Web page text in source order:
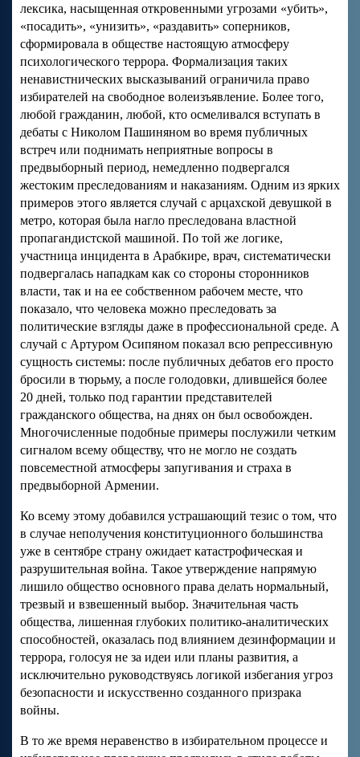
лексика, насыщенная откровенными угрозами «убить»,
«посадить», «унизить», «раздавить» соперников,
сформировала в обществе настоящую атмосферу
психологического террора. Формализация таких
ненавистнических высказываний ограничила право
избирателей на свободное волеизъявление. Более того,
любой гражданин, любой, кто осмеливался вступать в
дебаты с Николом Пашиняном во время публичных
встреч или поднимать неприятные вопросы в
предвыборный период, немедленно подвергался
жестоким преследованиям и наказаниям. Одним из ярких
примеров этого является случай с арцахской девушкой в
метро, которая была нагло преследована властной
пропагандистской машиной. По той же логике,
участница инцидента в Арабкире, врач, систематически
подвергалась нападкам как со стороны сторонников
власти, так и на ее собственном рабочем месте, что
показало, что человека можно преследовать за
политические взгляды даже в профессиональной среде. А
случай с Артуром Осипяном показал всю репрессивную
сущность системы: после публичных дебатов его просто
бросили в тюрьму, а после голодовки, длившейся более
20 дней, только под гарантии представителей
гражданского общества, на днях он был освобожден.
Многочисленные подобные примеры послужили четким
сигналом всему обществу, что не могло не создать
повсеместной атмосферы запугивания и страха в
предвыборной Армении.
Ко всему этому добавился устрашающий тезис о том, что
в случае неполучения конституционного большинства
уже в сентябре страну ожидает катастрофическая и
разрушительная война. Такое утверждение напрямую
лишило общество основного права делать нормальный,
трезвый и взвешенный выбор. Значительная часть
общества, лишенная глубоких политико-аналитических
способностей, оказалась под влиянием дезинформации и
террора, голосуя не за идеи или планы развития, а
исключительно руководствуясь логикой избегания угроз
безопасности и искусственно созданного призрака
войны.
В то же время неравенство в избирательном процессе и